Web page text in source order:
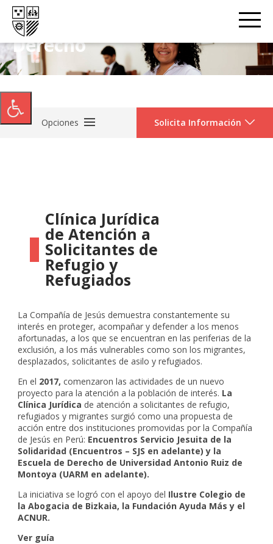
Derecho
Opciones Solicita Información
Clínica Jurídica
de Atención a
Solicitantes de
Refugio y
Refugiados
La Compañía de Jesús demuestra constantemente su
interés en proteger, acompañar y defender a los menos
afortunadas, a los que se encuentran en las periferias de la
exclusión, a los más vulnerables como son los migrantes,
desplazados, solicitantes de asilo y refugiados.
En el 2017, comenzaron las actividades de un nuevo
proyecto para la atención a la población de interés. La
Clínica Jurídica de atención a solicitantes de refugio,
refugiados y migrantes surgió como una propuesta de
acción entre dos instituciones promovidas por la Compañía
de Jesús en Perú: Encuentros Servicio Jesuita de la
Solidaridad (Encuentros – SJS en adelante) y la
Escuela de Derecho de Universidad Antonio Ruiz de
Montoya (UARM en adelante).
La iniciativa se logró con el apoyo del Ilustre Colegio de
la Abogacia de Bizkaia, la Fundación Ayuda Más y el
ACNUR.
Ver guía